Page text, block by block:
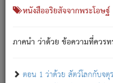
หนังสืออริยสัจจากพระโอษฐ์
ภาคนำ ว่าด้วย ข้อความที่ควร
ตอน 1 ว่าด้วย สัตว์โลกกับจตุ
เขาสำคัญสิ่งใด โดยความเป็
(ตามที่เป็นจริง) โดยประการอื่น
สัตว์โลกติดข้องอยู่ในภพ ถู
เป็นอย่างอื่น (จากที่มันเป็นอยู่จริ
เขาเพลิดเพลินยิ่งนักในสิ่งใ